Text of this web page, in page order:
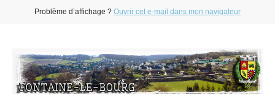
Problème d’affichage ? Ouvrir cet e-mail dans mon navigateur